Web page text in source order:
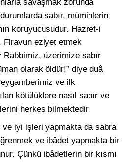
savaşmak zorunda
sabır, müminlerin
koruyucusudur. Hazret-i
Firavun eziyet etmek
Rabbimiz, üzerimize sabır
olarak öldür!” diye duâ
ve ilk
kötülüklere nasıl sabır ve
herkes bilmektedir.
ve iyi işleri yapmakta da sabra
ve ibâdet yapmakta bir
Çünkü ibâdetlerin bir kısmı